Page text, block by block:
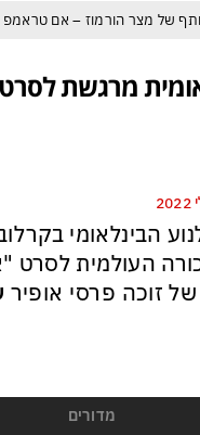
של מצר הורמוז – אם
נשאר רק עם ציוצי האיום
להורג לכלי ההרתעה
– ואיראן רשמה ניצחון
מרגשת
הבינלאומי
העולמית לסרט
זוכה פרסי אופיר
מדורים